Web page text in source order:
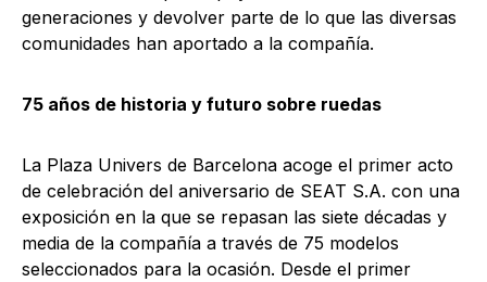
generaciones y devolver parte de lo que las diversas
comunidades han aportado a la compañía.
75 años de historia y futuro sobre ruedas
La Plaza Univers de Barcelona acoge el primer acto
de celebración del aniversario de SEAT S.A. con una
exposición en la que se repasan las siete décadas y
media de la compañía a través de 75 modelos
seleccionados para la ocasión. Desde el primer